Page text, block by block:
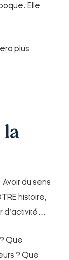
Elle
plus
la
du sens
histoire,
d’activité…
Que
? Que